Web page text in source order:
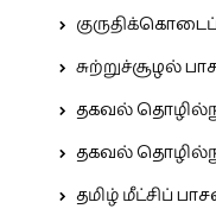
சுற்றுச்சூழல்
தகவல்
தகவல்
தமிழ் மீட்சிப்